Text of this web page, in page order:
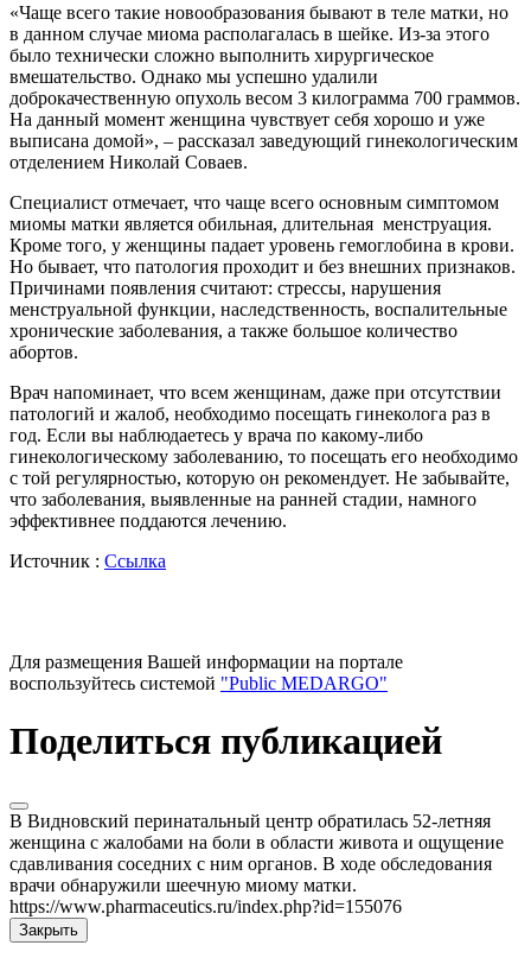
«Чаще всего такие новообразования бывают в теле матки, но
в данном случае миома располагалась в шейке. Из-за этого
было технически сложно выполнить хирургическое
вмешательство. Однако мы успешно удалили
доброкачественную опухоль весом 3 килограмма 700 граммов.
На данный момент женщина чувствует себя хорошо и уже
выписана домой», – рассказал заведующий гинекологическим
отделением Николай Соваев.
Специалист отмечает, что чаще всего основным симптомом
миомы матки является обильная, длительная менструация.
Кроме того, у женщины падает уровень гемоглобина в крови.
Но бывает, что патология проходит и без внешних признаков.
Причинами появления считают: стрессы, нарушения
менструальной функции, наследственность, воспалительные
хронические заболевания, а также большое количество
абортов.
Врач напоминает, что всем женщинам, даже при отсутствии
патологий и жалоб, необходимо посещать гинеколога раз в
год. Если вы наблюдаетесь у врача по какому-либо
гинекологическому заболеванию, то посещать его необходимо
с той регулярностью, которую он рекомендует. Не забывайте,
что заболевания, выявленные на ранней стадии, намного
эффективнее поддаются лечению.
Источник : Ссылка
Для размещения Вашей информации на портале
воспользуйтесь системой "Public MEDARGO"
Поделиться публикацией
В Видновский перинатальный центр обратилась 52-летняя
женщина с жалобами на боли в области живота и ощущение
сдавливания соседних с ним органов. В ходе обследования
врачи обнаружили шеечную миому матки.
https://www.pharmaceutics.ru/index.php?id=155076
Закрыть